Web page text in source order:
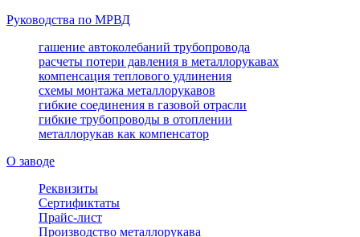
Руководства по МРВД
гашение автоколебаний трубопровода
расчеты потери давления в металлорукавах
компенсация теплового удлинения
схемы монтажа металлорукавов
гибкие соединения в газовой отрасли
гибкие трубопроводы в отоплении
металлорукав как компенсатор
О заводе
Реквизиты
Сертификтаты
Прайс-лист
Производство металлорукава